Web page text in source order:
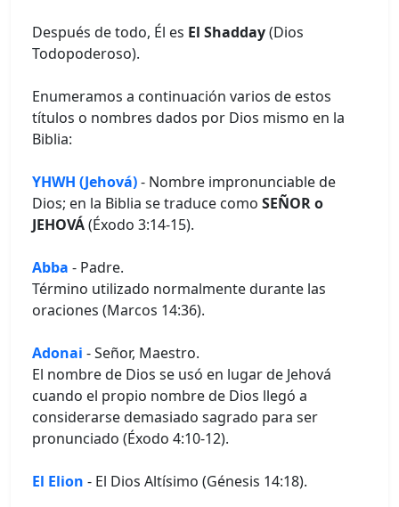
Después de todo, Él es El Shadday(Dios
Todopoderoso).
Enumeramos a continuación varios de estos
títulos o nombres dados por Dios mismo en la
Biblia:
YHWH (Jehová)- Nombre impronunciable de
Dios; en la Biblia se traduce como SEÑOR o
JEHOVÁ(Éxodo 3:14-15).
Abba - Padre.
Término utilizado normalmente durante las
oraciones (Marcos 14:36).
Adonai - Señor, Maestro.
El nombre de Dios se usó en lugar de Jehová
cuando el propio nombre de Dios llegó a
considerarse demasiado sagrado para ser
pronunciado (Éxodo 4:10-12).
El Elion - El Dios Altísimo (Génesis 14:18).